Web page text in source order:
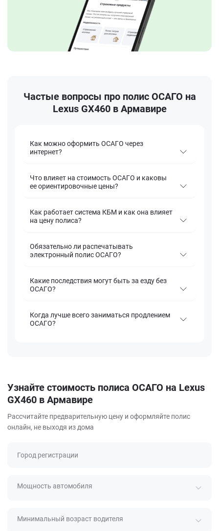
Частые вопросы про полис ОСАГО на
Lexus GX460 в Армавире
Как можно оформить ОСАГО через
интернет?
Что влияет на стоимость ОСАГО и каковы
ее ориентировочные цены?
Как работает система КБМ и как она влияет
на цену полиса?
Обязательно ли распечатывать
электронный полис ОСАГО?
Какие последствия могут быть за езду без
ОСАГО?
Когда лучше всего заниматься продлением
ОСАГО?
Узнайте стоимость полиса ОСАГО на Lexus
GX460 в Армавире
Рассчитайте предварительную цену и оформляйте полис
онлайн, не выходя из дома
Город регистрации
Мощность автомобиля
Минимальный возраст водителя